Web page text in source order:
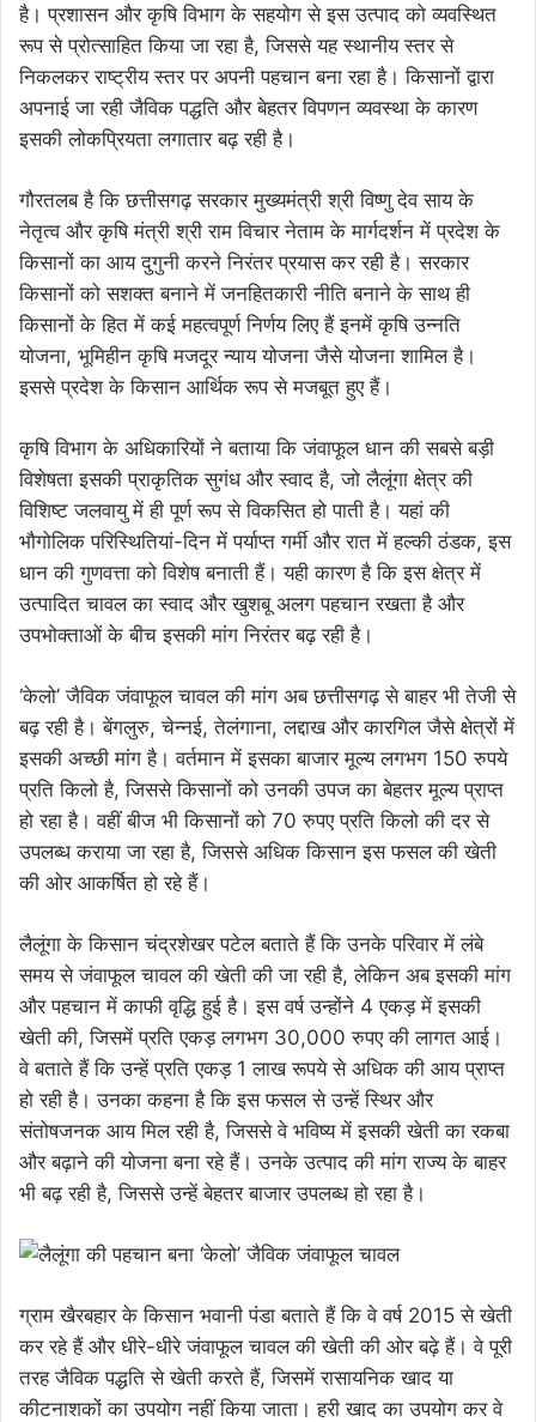
है। प्रशासन और कृषि विभाग के सहयोग से इस उत्पाद को व्यवस्थित
रूप से प्रोत्साहित किया जा रहा है, जिससे यह स्थानीय स्तर से
निकलकर राष्ट्रीय स्तर पर अपनी पहचान बना रहा है। किसानों द्वारा
अपनाई जा रही जैविक पद्धति और बेहतर विपणन व्यवस्था के कारण
इसकी लोकप्रियता लगातार बढ़ रही है।
गौरतलब है कि छत्तीसगढ़ सरकार मुख्यमंत्री श्री विष्णु देव साय के
नेतृत्व और कृषि मंत्री श्री राम विचार नेताम के मार्गदर्शन में प्रदेश के
किसानों का आय दुगुनी करने निरंतर प्रयास कर रही है। सरकार
किसानों को सशक्त बनाने में जनहितकारी नीति बनाने के साथ ही
किसानों के हित में कई महत्वपूर्ण निर्णय लिए हैं इनमें कृषि उन्नति
योजना, भूमिहीन कृषि मजदूर न्याय योजना जैसे योजना शामिल है।
इससे प्रदेश के किसान आर्थिक रूप से मजबूत हुए हैं।
कृषि विभाग के अधिकारियों ने बताया कि जंवाफूल धान की सबसे बड़ी
विशेषता इसकी प्राकृतिक सुगंध और स्वाद है, जो लैलूंगा क्षेत्र की
विशिष्ट जलवायु में ही पूर्ण रूप से विकसित हो पाती है। यहां की
भौगोलिक परिस्थितियां-दिन में पर्याप्त गर्मी और रात में हल्की ठंडक, इस
धान की गुणवत्ता को विशेष बनाती हैं। यही कारण है कि इस क्षेत्र में
उत्पादित चावल का स्वाद और खुशबू अलग पहचान रखता है और
उपभोक्ताओं के बीच इसकी मांग निरंतर बढ़ रही है।
‘केलो’ जैविक जंवाफूल चावल की मांग अब छत्तीसगढ़ से बाहर भी तेजी से
बढ़ रही है। बेंगलुरु, चेन्नई, तेलंगाना, लद्दाख और कारगिल जैसे क्षेत्रों में
इसकी अच्छी मांग है। वर्तमान में इसका बाजार मूल्य लगभग 150 रुपये
प्रति किलो है, जिससे किसानों को उनकी उपज का बेहतर मूल्य प्राप्त
हो रहा है। वहीं बीज भी किसानों को 70 रुपए प्रति किलो की दर से
उपलब्ध कराया जा रहा है, जिससे अधिक किसान इस फसल की खेती
की ओर आकर्षित हो रहे हैं।
लैलूंगा के किसान चंद्रशेखर पटेल बताते हैं कि उनके परिवार में लंबे
समय से जंवाफूल चावल की खेती की जा रही है, लेकिन अब इसकी मांग
और पहचान में काफी वृद्धि हुई है। इस वर्ष उन्होंने 4 एकड़ में इसकी
खेती की, जिसमें प्रति एकड़ लगभग 30,000 रुपए की लागत आई।
वे बताते हैं कि उन्हें प्रति एकड़ 1 लाख रूपये से अधिक की आय प्राप्त
हो रही है। उनका कहना है कि इस फसल से उन्हें स्थिर और
संतोषजनक आय मिल रही है, जिससे वे भविष्य में इसकी खेती का रकबा
और बढ़ाने की योजना बना रहे हैं। उनके उत्पाद की मांग राज्य के बाहर
भी बढ़ रही है, जिससे उन्हें बेहतर बाजार उपलब्ध हो रहा है।
ग्राम खैरबहार के किसान भवानी पंडा बताते हैं कि वे वर्ष 2015 से खेती
कर रहे हैं और धीरे-धीरे जंवाफूल चावल की खेती की ओर बढ़े हैं। वे पूरी
तरह जैविक पद्धति से खेती करते हैं, जिसमें रासायनिक खाद या
कीटनाशकों का उपयोग नहीं किया जाता। हरी खाद का उपयोग कर वे